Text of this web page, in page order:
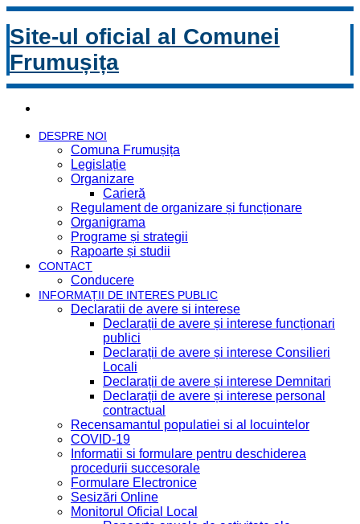
Site-ul oficial al Comunei
Frumușița
DESPRE NOI
Comuna Frumușița
Legislație
Organizare
Carieră
Regulament de organizare și funcționare
Organigrama
Programe și strategii
Rapoarte și studii
CONTACT
Conducere
INFORMAȚII DE INTERES PUBLIC
Declaratii de avere si interese
Declarații de avere și interese funcționari
publici
Declarații de avere și interese Consilieri
Locali
Declarații de avere și interese Demnitari
Declarații de avere și interese personal
contractual
Recensamantul populatiei si al locuintelor
COVID-19
Informatii si formulare pentru deschiderea
procedurii succesorale
Formulare Electronice
Sesizări Online
Monitorul Oficial Local